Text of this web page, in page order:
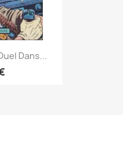
Dans...